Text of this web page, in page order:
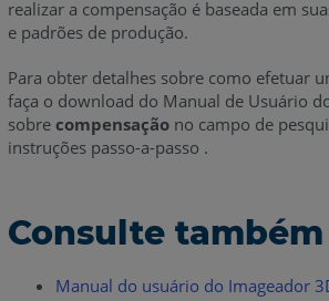
realizar a compensação é baseada em
e padrões de produção.
Para obter detalhes sobre como efetuar
faça o download do Manual de Usuário
sobre compensaçãono campo de
instruções passo-a-passo .
Consulte também
Manual do usuário do Imageador